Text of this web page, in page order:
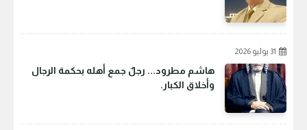
31 يوليو 2026
هاشم مطرود... رجلٌ جمع أهله بحكمة الرجال
وأخلاق الكبار.